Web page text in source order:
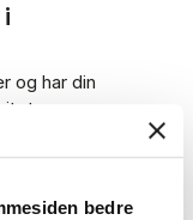
bedre
og har din
vi din tredje